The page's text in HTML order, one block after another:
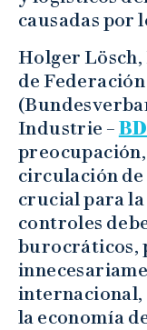
causadas por
Holger
de
Industrie –
circulación de
crucial para
controles
burocráticos,
internacional,
la economía